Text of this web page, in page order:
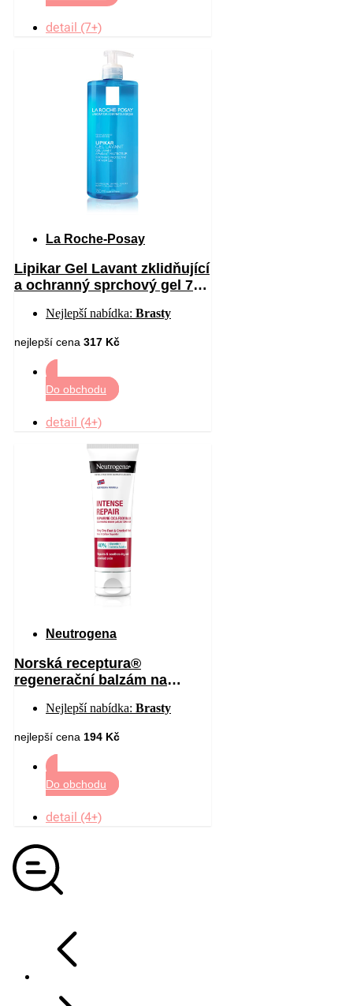
detail (7+)
La Roche-Posay
Lipikar Gel Lavant zklidňující
a ochranný sprchový gel 750
Nejlepší nabídka: Brasty
nejlepší cena 317 Kč
Do obchodu
detail (4+)
Neutrogena
Norská receptura®
regenerační balzám na
Nejlepší nabídka: Brasty
nejlepší cena 194 Kč
Do obchodu
detail (4+)